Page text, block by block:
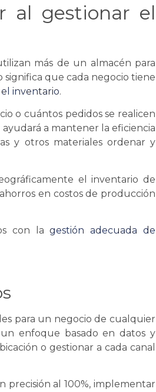
al gestionar el
más de un almacén para
significa que cada negocio tiene
inventario.
o cuántos pedidosse realicen
a mantener la eficiencia
y otros materiales ordenar y
el inventario de
en costos de producción
con lagestión adecuada de
para un negocio de cualquier
enfoque basado en datos y
o gestionar a cada canal
precisión al 100%, implementar